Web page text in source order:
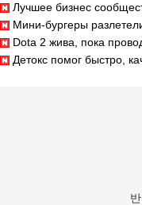
Лучшее бизнес сообщество
Мини-бургеры разлетелись
Dota 2 жива, пока проводятся
Детокс помог быстро,